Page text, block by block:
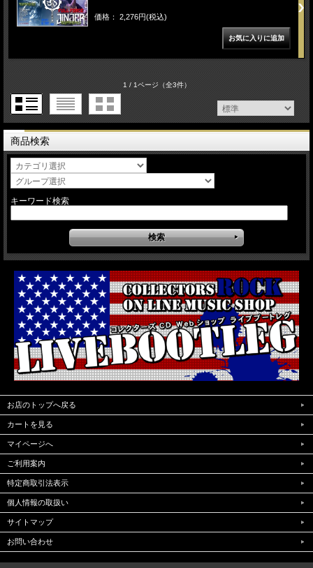
価格： 2,276円(税込)
1 / 1ページ（全3件）
商品検索
キーワード検索
お店のトップへ戻る
カートを見る
マイページへ
ご利用案内
特定商取引法表示
個人情報の取扱い
サイトマップ
お問い合わせ